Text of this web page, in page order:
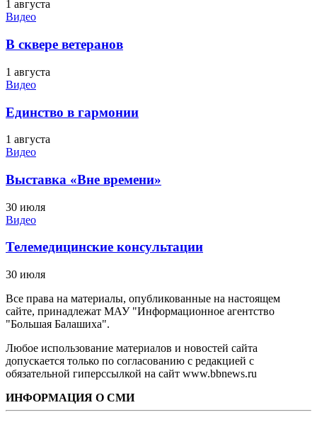
1 августа
Видео
В сквере ветеранов
1 августа
Видео
Единство в гармонии
1 августа
Видео
Выставка «Вне времени»
30 июля
Видео
Телемедицинские консультации
30 июля
Все права на материалы, опубликованные на настоящем
сайте, принадлежат МАУ "Информационное агентство
"Большая Балашиха".
Любое использование материалов и новостей сайта
допускается только по согласованию с редакцией с
обязательной гиперссылкой на сайт www.bbnews.ru
ИНФОРМАЦИЯ О СМИ